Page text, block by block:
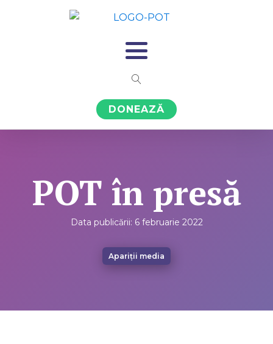
DONEAZĂ
POT în presă
Data publicării: 6 februarie 2022
Apariții media